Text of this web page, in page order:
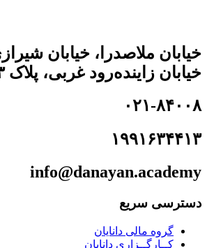
خیابان ملاصدرا، خیابان
خیابان زاینده‌رود غربی، پلاک ۳
۰۲۱-۸۴۰۰۸
۱۹۹۱۶۳۴۴۱۳
info@danayan.academy
دسترسی سریع
گروه مالی دانایان
کــارگــزاری دانایان